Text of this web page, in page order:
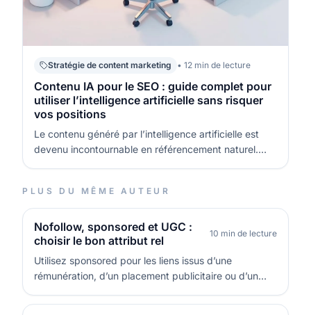
Stratégie de content marketing • 12 min de lecture
Contenu IA pour le SEO : guide complet pour
utiliser l’intelligence artificielle sans risquer
vos positions
Le contenu généré par l’intelligence artificielle est
devenu incontournable en référencement naturel.
aider à couvrir davantage de sujets. Mal utilisé, il
peut au contraire…
PLUS DU MÊME AUTEUR
Nofollow, sponsored et UGC :
choisir le bon attribut rel
10 min de lecture
Utilisez sponsored pour les liens issus d’une
rémunération, d’un placement publicitaire ou d’un
les utilisateurs (commentaires, forums, profils), quand